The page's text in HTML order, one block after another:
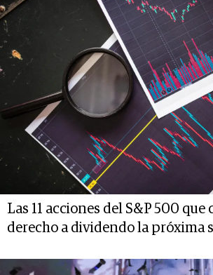
Las 11 acciones del S&P 500 que
derecho a dividendo la próxima